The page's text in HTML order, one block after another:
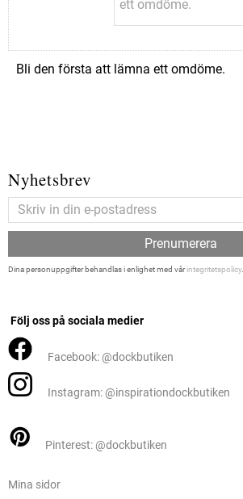
Bli den första att lämna ett omdöme.
Nyhetsbrev
Prenumerera
Dina personuppgifter behandlas i enlighet med vårintegritetspolicy.
Följ oss på sociala medier
Facebook: @dockbutiken
Instagram: @inspirationdockbutiken
Pinterest: @dockbutiken
Mina sidor